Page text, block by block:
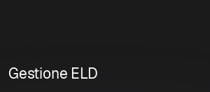
Gestione ELD